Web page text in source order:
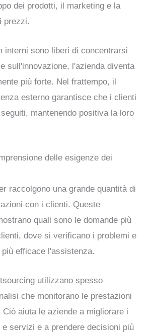
dei prodotti, il marketing e la
prezzi.
interni sono liberi di concentrarsi
sull'innovazione, l'azienda diventa
più forte. Nel frattempo, il
esterno garantisce che i clienti
mantenendo positiva la loro
delle esigenze dei
raccolgono una grande quantità di
con i clienti. Queste
quali sono le domande più
dove si verificano i problemi e
efficace l'assistenza.
utilizzano spesso
che monitorano le prestazioni
Ciò aiuta le aziende a migliorare i
e servizi e a prendere decisioni più